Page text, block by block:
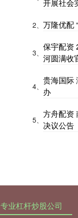
开展社会
2、 万隆优配
3、
保宇配资
河圆满收
4、
贵海国际
办
5、
方舟配资
决议公告
专业杠杆炒股公司